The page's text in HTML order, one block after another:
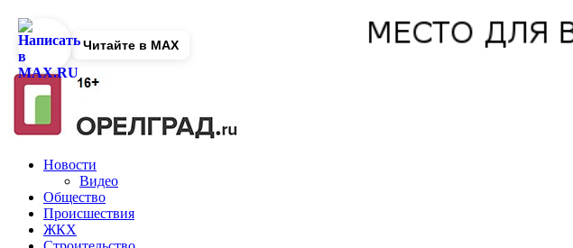
Новости
Видео
Общество
Происшествия
ЖКХ
Читайте в MAX